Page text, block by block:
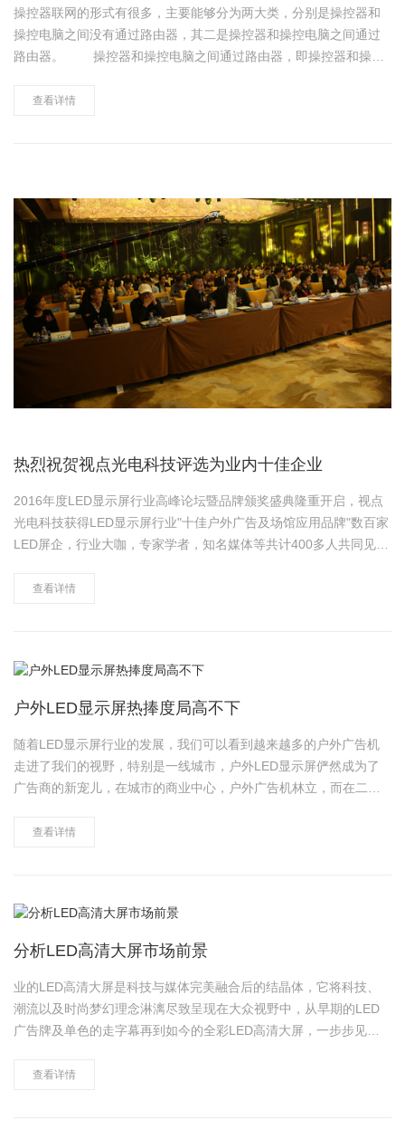
操控器联网的形式有很多，主要能够分为两大类，分别是操控器和
操控电脑之间没有通过路由器，其二是操控器和操控电脑之间通过
路由器。 操控器和操控电脑之间通过路由器，即操控器和操控
由器在同一个网段，操控器在路由器的下级，银行、车站、医院多
查看详情
热烈祝贺视点光电科技评选为业内十佳企业
2016年度LED显示屏行业高峰论坛暨品牌颁奖盛典隆重开启，视点
光电科技获得LED显示屏行业"十佳户外广告及场馆应用品牌"数百家
LED屏企，行业大咖，专家学者，知名媒体等共计400多人共同见证
参会嘉宾有、中国半导体照明/LE……
查看详情
户外LED显示屏热捧度局高不下
随着LED显示屏行业的发展，我们可以看到越来越多的户外广告机
走进了我们的视野，特别是一线城市，户外LED显示屏俨然成为了
广告商的新宠儿，在城市的商业中心，户外广告机林立，而在二三
潮，LED新传媒广告应时而生，以其独特的创意、高清多角度视觉
查看详情
分析LED高清大屏市场前景
业的LED高清大屏是科技与媒体完美融合后的结晶体，它将科技、
潮流以及时尚梦幻理念淋漓尽致呈现在大众视野中，从早期的LED
广告牌及单色的走字幕再到如今的全彩LED高清大屏，一步步见证
纷呈。以下简单分析下一流的LED高清大屏的市场前景。 1.产
查看详情